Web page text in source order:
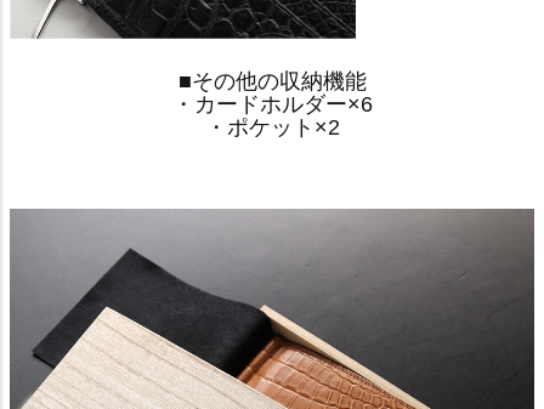
■その他の収納機能
・カードホルダー×6
・ポケット×2